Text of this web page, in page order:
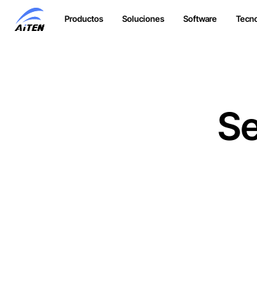
Productos Soluciones Software